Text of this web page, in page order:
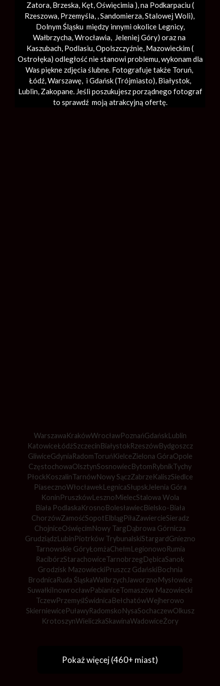
Zatora, Brzeska, Kęt,Oświęcimia), na Podkarpaciu (
Rzeszowa, Przemyśla, ,Sandomierza,Stalowej Woli),
Dolnym Śląsku między innymi okolice Legnicy,
Wałbrzycha,Wrocławia, Jeleniej Góry) oraz na
Kaszubach, Podlasiu, Opolszczyźnie, Mazowieckim (
Ostrołęka) odległość nie stanowi problemu, wykonam dla
Was piękne zdjęcia ślubne. Fotografuje także Toruń,
Łódź,Warszawę, i Gdańsk (Trójmiasto), Białystok,
Lublin, Zakopane. Jeśli poszukujesz porządnego fotograf
to sprawdź moją atrakcyjną ofertę.
WarszawaKrakówWrocławPoznańGdańskLublin
KatowiceŁódźSzczecinBiałystokRzeszówBydgoszcz
GliwiceGdyniaRadomToruńKielceZielona GóraOpole
CzęstochowaOlsztynSosnowiecBytomRybnikTychy
PłockKoszalinTarnówNowy SączZabrzeKaliszSiedlce
PiasecznoWłocławekLegnicaSłupsk Jelenia Góra
KoninPruszkówLesznoMielecStalowa Wola
Biała PodlaskaKrosnoBolesławiecBielsko-Biała
ChorzówZamośćSopotElblągPiłaZawiercieSieradz
ChojniceOświęcimNowy TargDąbrowa Górnicza
GrudziądzLubinPiotrków TrybunalskiStargardGniezno
Tarnowskie GóryŁomżaChełmLegionowoRumia
RacibórzStarachowiceTarnobrzegDębicaSanok
Grodzisk MazowieckiPruszcz GdańskiBochnia
BrodnicaRuda ŚląskaWałbrzych JaworznoMysłowice
SuwałkiInowrocławPabianiceTomaszów Mazowiecki
TczewPrzemyślŚwidnicaBełchatówWejherowo
SkierniewicePuławyRadomskoNysaSochaczewOlkusz
KrotoszynWieliczkaSkawinaWadowiceŻory
Pokaż więcej (460+ miast)